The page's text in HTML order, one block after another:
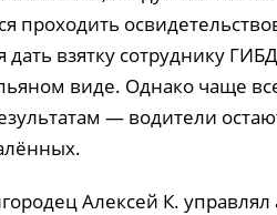
проходить
взятку сотруднику
виде. Однако чаще
— водители
Алексей К.